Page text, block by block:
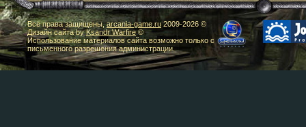
Все права защищены,arcania-game.ru2009-2026 ©
Дизайн сайта byKsandr Warfire©
Использование материалов сайта возможно только с
письменного разрешения администрации.